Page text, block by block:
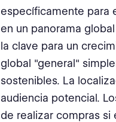
específicamente para
en un panorama
la clave para un
global "general"
sostenibles. La
audiencia potencial.
de realizar compras si